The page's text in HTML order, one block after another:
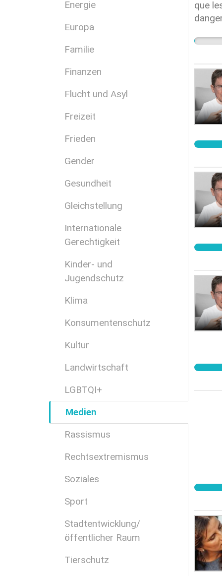
Energie
Europa
Familie
Finanzen
Flucht und Asyl
Freizeit
Frieden
Gender
Gesundheit
Gleichstellung
Internationale
Gerechtigkeit
Kinder- und
Jugendschutz
Klima
Konsumentenschutz
Kultur
Landwirtschaft
LGBTQI+
Medien
Rassismus
Rechtsextremismus
Soziales
Sport
Stadtentwicklung/
öffentlicher Raum
Tierschutz
que
n’est
que
droits